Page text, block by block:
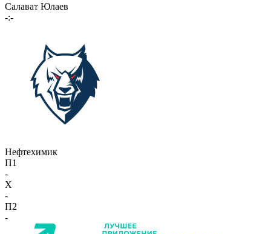
Салават Юлаев
-:-
Нефтехимик
П1
-
X
-
П2
-